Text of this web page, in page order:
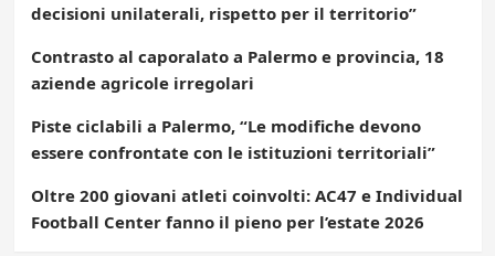
decisioni unilaterali, rispetto per il territorio”
Contrasto al caporalato a Palermo e provincia, 18
aziende agricole irregolari
Piste ciclabili a Palermo, “Le modifiche devono
essere confrontate con le istituzioni territoriali”
Oltre 200 giovani atleti coinvolti: AC47 e Individual
Football Center fanno il pieno per l’estate 2026